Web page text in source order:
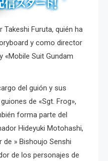
Takeshi Furuta, quién ha
y como director
«Mobile Suit Gundam
del guión y sus
de «Sgt. Frog»,
forma parte del
Hideyuki Motohashi,
» Bishoujo Senshi
de los personajes de